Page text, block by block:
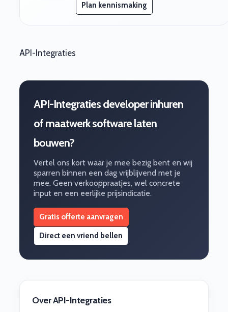
Plan kennismaking
API-Integraties
API-Integraties developer inhuren
of maatwerk software laten
bouwen?
Vertel ons kort waar je mee bezig bent en wij
sparren binnen een dag vrijblijvend met je
mee. Geen verkooppraatjes, wel concrete
input en een eerlijke prijsindicatie.
Gratis offerte aanvragen
Direct een vriend bellen
Over API-Integraties